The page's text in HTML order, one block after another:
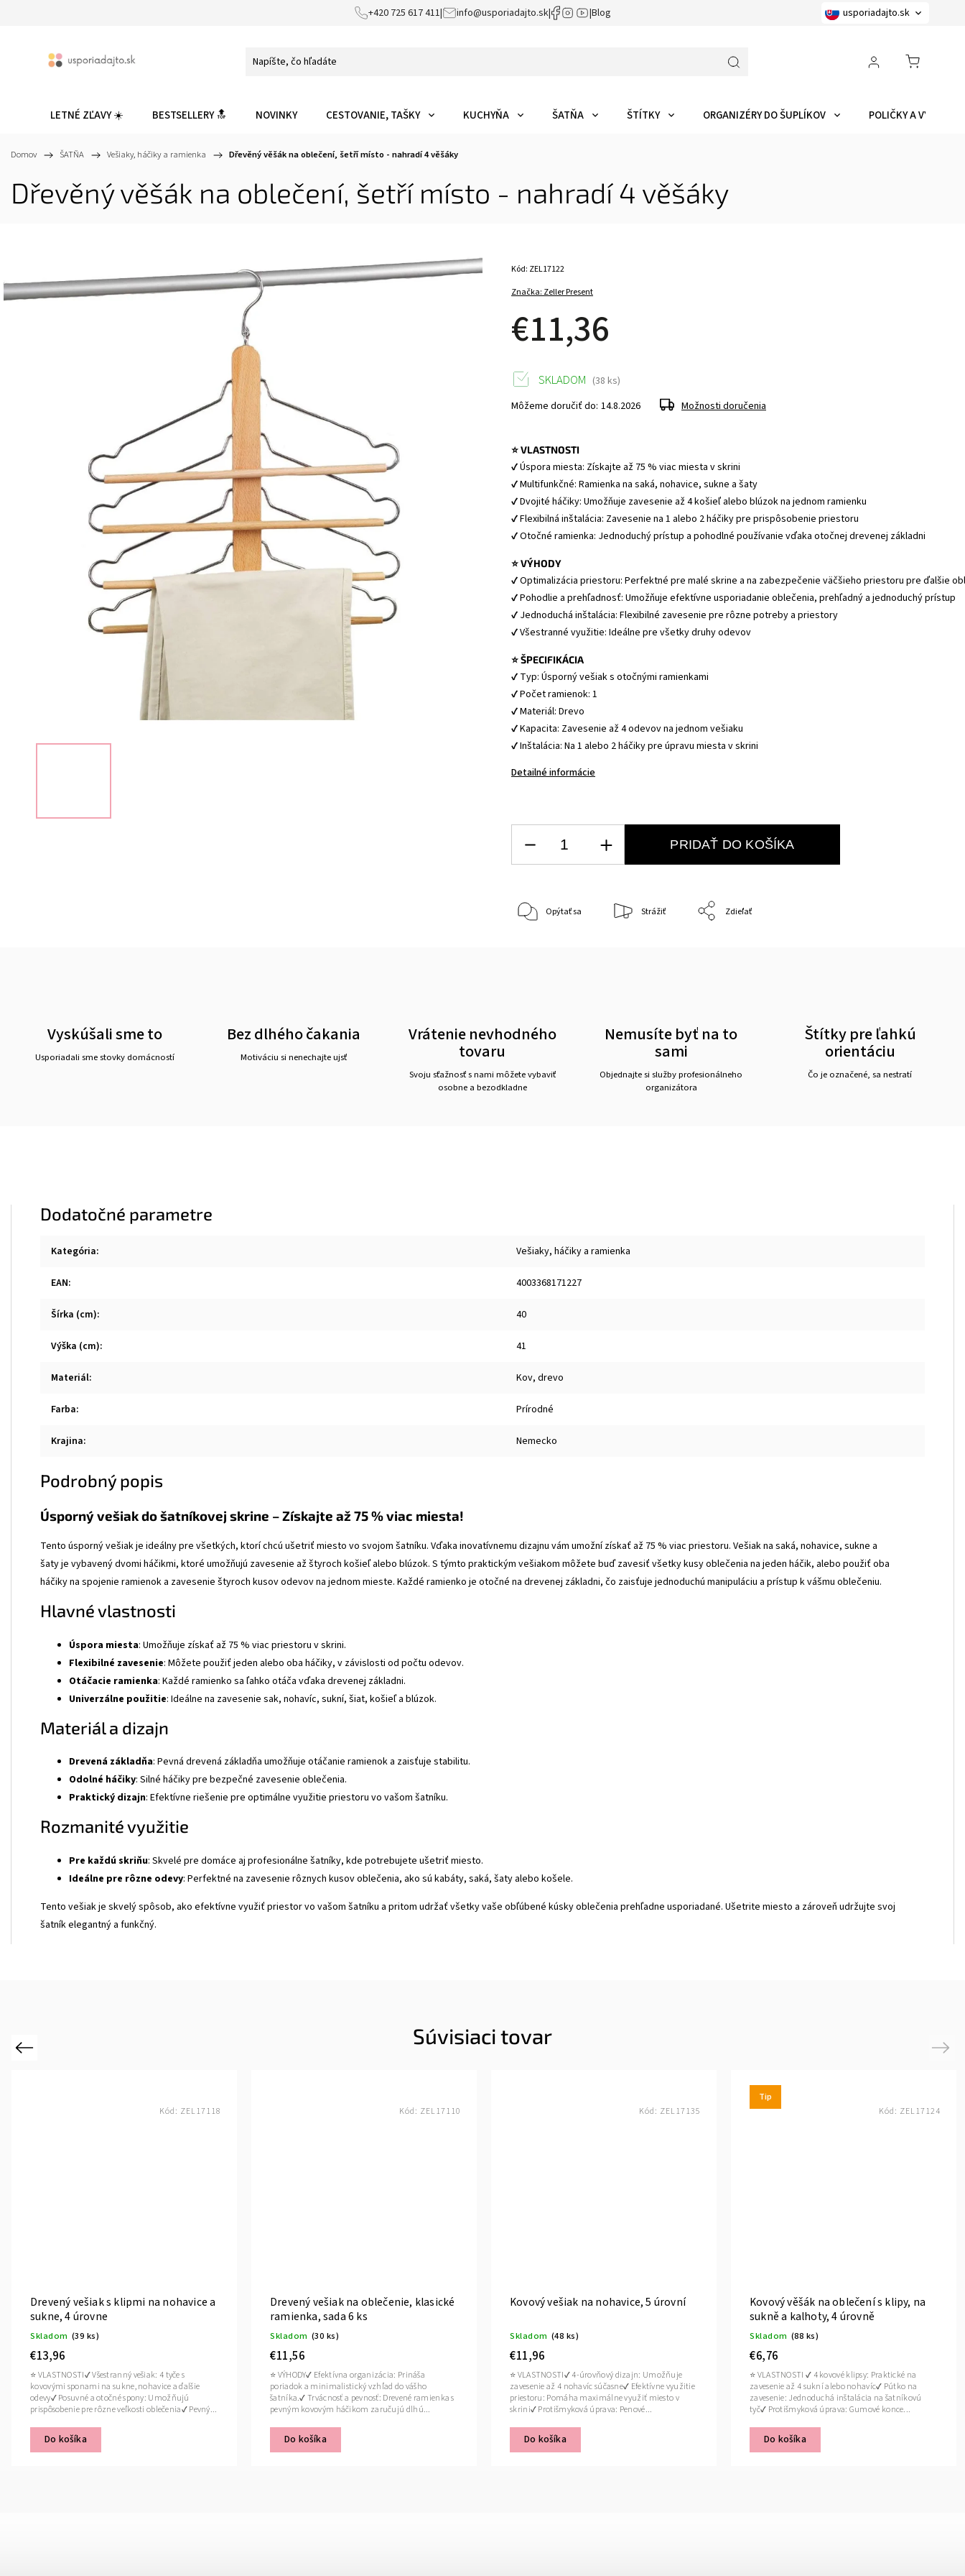
+420 725 617 411| info@usporiadajto.sk| |Blog usporiadajto.sk
LETNÉ ZĽAVY ☀️ BESTSELLERY 🔝 NOVINKY CESTOVANIE, TAŠKY KUCHYŇA ŠATŇA ŠTÍTKY ORGANIZÉRY DO ŠUPLÍKOV POLIČKY A
Domov / ŠATŇA / Vešiaky, háčiky a ramienka / Dřevěný věšák na oblečení, šetří místo - nahradí 4 věšáky
Dřevěný věšák na oblečení, šetří místo - nahradí 4 věšáky
Značka: Zeller Present
€11,36
Kód: ZEL17122
⭐ VLASTNOSTI
✔ Úspora miesta: Získajte až 75 % viac miesta v skrini
✔ Multifunkčné: Ramienka na saká, nohavice, sukne a šaty
✔ Dvojité háčiky: Umožňuje zavesenie až 4 košieľ alebo blúzok na jednom ramienku
✔ Flexibilná inštalácia: Zavesenie na 1 alebo 2 háčiky pre prispôsobenie priestoru
✔ Otočné ramienka: Jednoduchý prístup a pohodlné používanie vďaka otočnej drevenej základni
⭐ VÝHODY
✔ Optimalizácia priestoru: Perfektné pre malé skrine a na zabezpečenie väčšieho priestoru pre ďalšie
✔ Pohodlie a prehľadnosť: Umožňuje efektívne usporiadanie oblečenia, prehľadný a jednoduchý prístup
✔ Jednoduchá inštalácia: Flexibilné zavesenie pre rôzne potreby a priestory
✔ Všestranné využitie: Ideálne pre všetky druhy odevov
⭐ ŠPECIFIKÁCIA
✔ Typ: Úsporný vešiak s otočnými ramienkami
✔ Počet ramienok: 1
✔ Materiál: Drevo
✔ Kapacita: Zavesenie až 4 odevov na jednom vešiaku
✔ Inštalácia: Na 1 alebo 2 háčiky pre úpravu miesta v skrini
Detailné informácie
SKLADOM (38 ks)
Môžeme doručiť do: 14.8.2026 Možnosti doručenia
PRIDAŤ DO KOŠÍKA
Opýtať sa Strážiť Zdieľať
Vyskúšali sme to
Usporiadali sme stovky domácností
Bez dlhého čakania
Motiváciu si nenechajte ujsť
Vrátenie nevhodného
tovaru
Svoju sťažnosť s nami môžete vybaviť
osobne a bezodkladne
Nemusíte byť na to
sami
Objednajte si služby profesionálneho
organizátora
Štítky pre ľahkú
orientáciu
Čo je označené, sa nestratí
Dodatočné parametre
Kategória: Vešiaky, háčiky a ramienka
EAN: 4003368171227
Šírka (cm): 40
Výška (cm): 41
Materiál: Kov, drevo
Farba: Prírodné
Krajina: Nemecko
Podrobný popis
Úsporný vešiak do šatníkovej skrine – Získajte až 75 % viac miesta!
Tento úsporný vešiak je ideálny pre všetkých, ktorí chcú ušetriť miesto vo svojom šatníku. Vďaka inovatívnemu dizajnu vám umožní získať až 75 % viac priestoru. Vešiak na saká, nohavice, sukne a
šaty je vybavený dvomi háčikmi, ktoré umožňujú zavesenie až štyroch košieľ alebo blúzok. S týmto praktickým vešiakom môžete buď zavesiť všetky kusy oblečenia na jeden háčik, alebo použiť oba
háčiky na spojenie ramienok a zavesenie štyroch kusov odevov na jednom mieste. Každé ramienko je otočné na drevenej základni, čo zaisťuje jednoduchú manipuláciu a prístup k vášmu oblečeniu.
Hlavné vlastnosti
Úspora miesta: Umožňuje získať až 75 % viac priestoru v skrini.
Flexibilné zavesenie: Môžete použiť jeden alebo oba háčiky, v závislosti od počtu odevov.
Otáčacie ramienka: Každé ramienko sa ľahko otáča vďaka drevenej základni.
Univerzálne použitie: Ideálne na zavesenie sak, nohavíc, sukní, šiat, košieľ a blúzok.
Materiál a dizajn
Drevená základňa: Pevná drevená základňa umožňuje otáčanie ramienok a zaisťuje stabilitu.
Odolné háčiky: Silné háčiky pre bezpečné zavesenie oblečenia.
Praktický dizajn: Efektívne riešenie pre optimálne využitie priestoru vo vašom šatníku.
Rozmanité využitie
Pre každú skriňu: Skvelé pre domáce aj profesionálne šatníky, kde potrebujete ušetriť miesto.
Ideálne pre rôzne odevy: Perfektné na zavesenie rôznych kusov oblečenia, ako sú kabáty, saká, šaty alebo košele.
Tento vešiak je skvelý spôsob, ako efektívne využiť priestor vo vašom šatníku a pritom udržať všetky vaše obľúbené kúsky oblečenia prehľadne usporiadané. Ušetrite miesto a zároveň udržujte svoj
šatník elegantný a funkčný.
Súvisiaci tovar
Previous
Drevený vešiak s klipmi na nohavice a
sukne, 4 úrovne
Skladom (39 ks)
€13,96
Do košíka
⭐ VLASTNOSTI✔ Všestranný vešiak: 4 tyče s
kovovými sponami na sukne, nohavice a ďalšie
odevy✔ Posuvné a otočné spony: Umožňujú
prispôsobenie pre rôzne veľkosti oblečenia✔ Pevný...
Kód: ZEL17118
Drevený vešiak na oblečenie, klasické
ramienka, sada 6 ks
Skladom (30 ks)
€11,56
Do košíka
⭐ VÝHODY✔ Efektívna organizácia: Prináša
poriadok a minimalistický vzhľad do vášho
šatníka.✔ Trvácnosť a pevnosť: Drevené ramienka s
pevným kovovým háčikom zaručujú dlhú...
Kód: ZEL17110
Kovový vešiak na nohavice, 5 úrovní
Skladom (48 ks)
€11,96
Do košíka
⭐ VLASTNOSTI✔ 4-úrovňový dizajn: Umožňuje
zavesenie až 4 nohavíc súčasne✔ Efektívne využitie
priestoru: Pomáha maximálne využiť miesto v
skrini✔ Protišmyková úprava: Penové...
Kód: ZEL17135
Tip
Kovový věšák na oblečení s klipy, na
sukně a kalhoty, 4 úrovně
Skladom (88 ks)
€6,76
Do košíka
⭐ VLASTNOSTI ✔ 4 kovové klipsy: Praktické na
zavesenie až 4 sukní alebo nohavíc✔ Pútko na
zavesenie: Jednoduchá inštalácia na šatníkovú
tyč✔ Protišmyková úprava: Gumové konce...
Kód: ZEL17124
Next